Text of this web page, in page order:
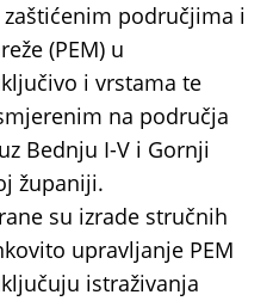
područjima i
(PEM) u
i vrstama te
na područja
Bednju I-V i Gornji
županiji.
su izrade stručnih
upravljanje PEM
istraživanja